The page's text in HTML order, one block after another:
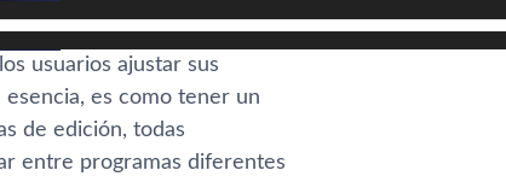
usuarios ajustar sus
es como tener un
de edición, todas
entre programas diferentes